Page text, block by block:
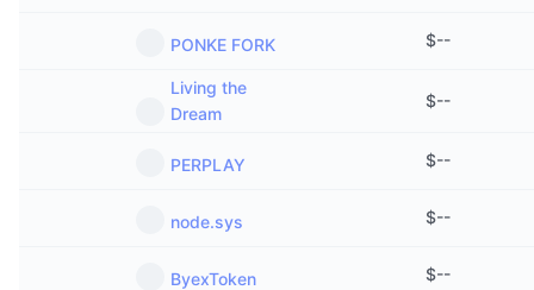
PONKE FORK $--
Living the
Dream
$--
PERPLAY $--
node.sys $--
ByexToken $--